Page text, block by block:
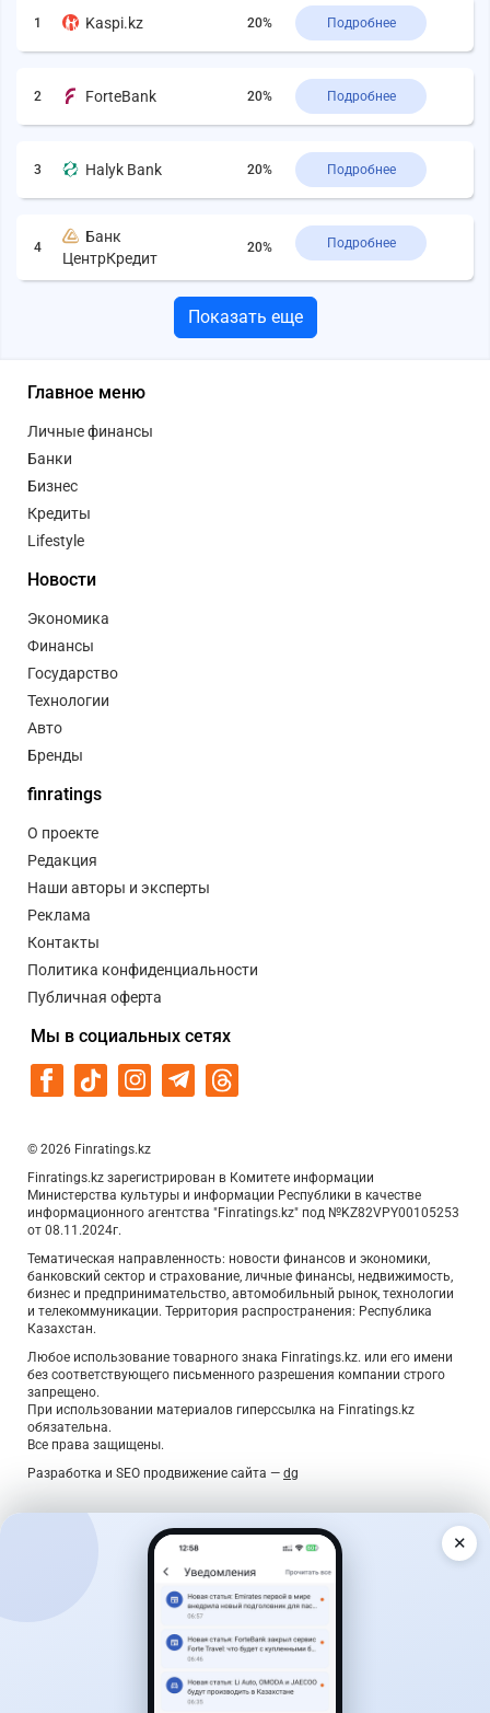
1 Kaspi.kz 20% Подробнее
2 ForteBank 20% Подробнее
3 Halyk Bank 20% Подробнее
4
Банк
ЦентрКредит
20% Подробнее
Показать еще
Главное меню
Личные финансы
Банки
Бизнес
Кредиты
Lifestyle
Новости
Экономика
Финансы
Государство
Технологии
Авто
Бренды
finratings
О проекте
Редакция
Наши авторы и эксперты
Реклама
Контакты
Политика конфиденциальности
Публичная оферта
Мы в социальных сетях
© 2026 Finratings.kz
Finratings.kz зарегистрирован в Комитете информации
Министерства культуры и информации Республики в качестве
информационного агентства "Finratings.kz" под №KZ82VPY00105253
от 08.11.2024г.
Тематическая направленность: новости финансов и экономики,
банковский сектор и страхование, личные финансы, недвижимость,
бизнес и предпринимательство, автомобильный рынок, технологии
и телекоммуникации. Территория распространения: Республика
Казахстан.
Любое использование товарного знака Finratings.kz. или его имени
без соответствующего письменного разрешения компании строго
запрещено.
При использовании материалов гиперссылка на Finratings.kz
обязательна.
Все права защищены.
Разработка и SEO продвижение сайта — dg
Дайджест о деньгах — раз в неделю
Главные новости, лучшие ставки по вкладам и курсы
валют — коротко, по делу, без спама.
✕